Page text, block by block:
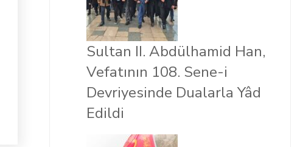
Sultan II. Abdülhamid Han,
Vefatının 108. Sene-i
Devriyesinde Dualarla Yâd
Edildi